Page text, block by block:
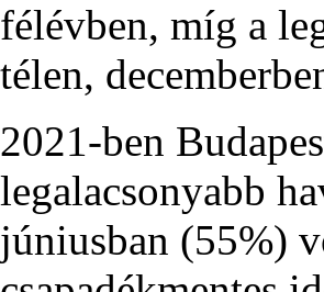
félévben, míg a
télen,
2021-ben
legalacsonyabb
júniusban (55%)